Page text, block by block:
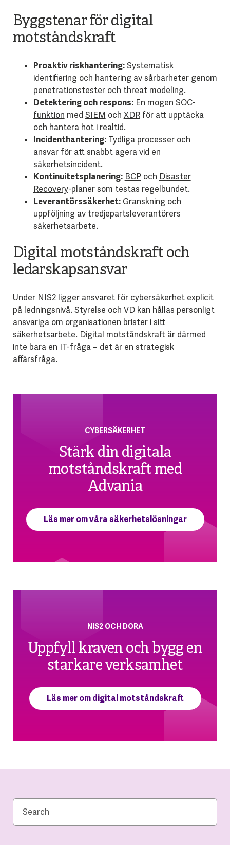
Byggstenar för digital
motståndskraft
Proaktiv riskhantering:Systematisk
identifiering och hantering av sårbarheter genom
penetrationstesteroch threat modeling.
Detektering och respons:En mogen SOC-
funktion med SIEM och XDRför att upptäcka
och hantera hot i realtid.
Incidenthantering:Tydliga processer och
ansvar för att snabbt agera vid en
säkerhetsincident.
Kontinuitetsplanering: BCPoch Disaster
Recovery-planer som testas regelbundet.
Leverantörssäkerhet:Granskning och
uppföljning av tredjepartsleverantörers
säkerhetsarbete.
Digital motståndskraft och
ledarskapsansvar
Under NIS2 ligger ansvaret för cybersäkerhet explicit
på ledningsnivå. Styrelse och VD kan hållas personligt
ansvariga om organisationen brister i sitt
säkerhetsarbete. Digital motståndskraft är därmed
inte bara en IT-fråga – det är en strategisk
affärsfråga.
CYBERSÄKERHET
Stärk din digitala
motståndskraft med
Advania
Läs mer om våra säkerhetslösningar
NIS2 OCH DORA
Uppfyll kraven och bygg en
starkare verksamhet
Läs mer om digital motståndskraft